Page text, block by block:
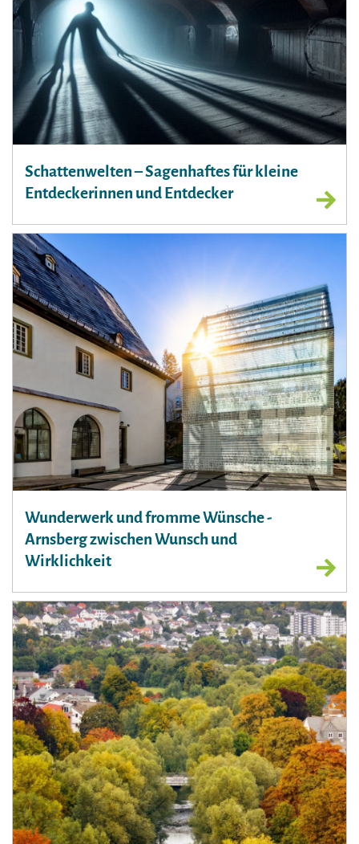
Schattenwelten – Sagenhaftes für kleine
Entdeckerinnen und Entdecker
Wunderwerk und fromme Wünsche -
Arnsberg zwischen Wunsch und
Wirklichkeit